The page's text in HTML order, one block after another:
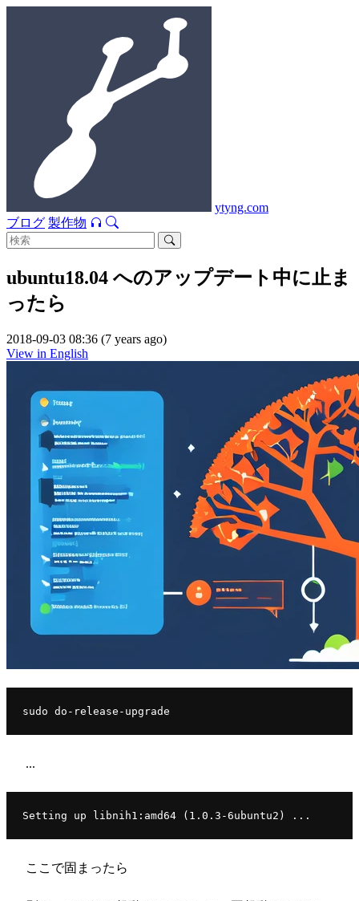
ytyng.com
ブログ 製作物
ubuntu18.04 へのアップデート中に止ま
ったら
2018-09-03 08:36 (7 years ago)
View in English
sudo do-release-upgrade
...
Setting up libnih1:amd64 (1.0.3-6ubuntu2) ...
ここで固まったら